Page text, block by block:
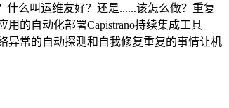
么叫运维友好？还是......该怎么做？重复
的自动化部署Capistrano持续集成工具
异常的自动探测和自我修复重复的事情让机